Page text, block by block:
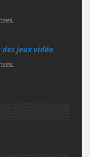
des jeux vidéo